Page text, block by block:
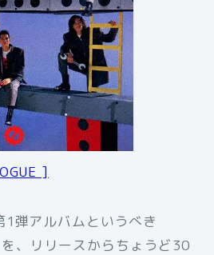
]
1弾アルバムというべき
を、リリースからちょうど30